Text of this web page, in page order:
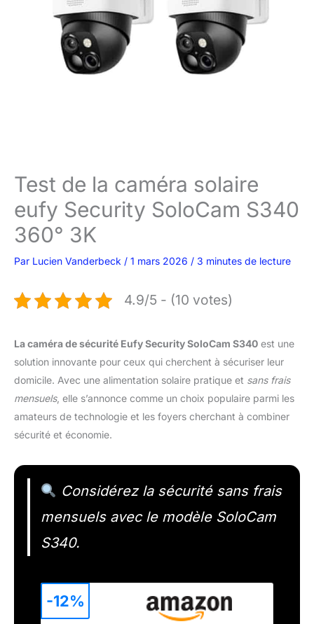
Test de la caméra solaire
eufy Security SoloCam S340
360° 3K
Par Lucien Vanderbeck / 1 mars 2026 / 3 minutes de lecture
4.9/5 - (10 votes)
La caméra de sécurité Eufy Security SoloCam S340 est une
solution innovante pour ceux qui cherchent à sécuriser leur
domicile. Avec une alimentation solaire pratique et sans frais
mensuels, elle s’annonce comme un choix populaire parmi les
amateurs de technologie et les foyers cherchant à combiner
sécurité et économie.
Considérez la sécurité sans frais
mensuels avec le modèle SoloCam
S340.
-12%